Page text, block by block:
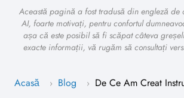
Această pagină a fost tradusă din engleză
AI, foarte motivați, pentru confortul
așa că este posibil să fi scăpat câteva
exacte informații, vă rugăm să consultați
Acasă › Blog › De Ce Am Creat